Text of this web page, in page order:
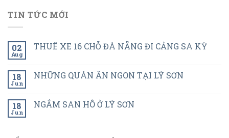
TIN TỨC MỚI
02
Aug
THUÊ XE 16 CHỖ ĐÀ NẴNG ĐI CẢNG SA KỲ
18
Jun
NHỮNG QUÁN ĂN NGON TẠI LÝ SƠN
18
Jun
NGẮM SAN HÔ Ở LÝ SƠN